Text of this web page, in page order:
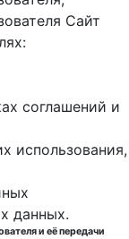
Сайт
соглашений и
использования,
данных.
и её передачи